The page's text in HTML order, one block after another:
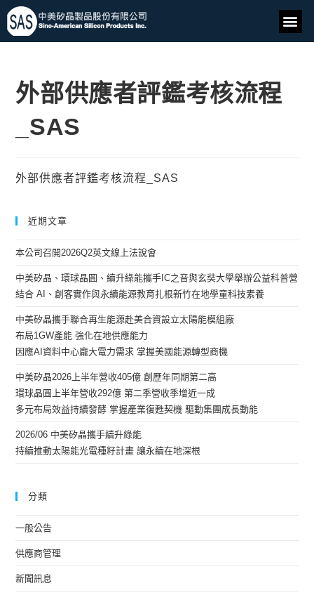
外部供應者評鑑考核流程
_SAS
外部供應者評鑑考核流程_SAS
近期文章
本公司召開2026Q2英文線上法說會
中美矽晶、環球晶圓、續升綠能攜手IC之音與玄奘大學舉辦公益科普營
結合 AI、創客實作與永續能源教育扎根新竹在地學童科技素養
中美矽晶攜手聯合再生能源赴美合資設立太陽能模組廠
布局1GW產能 強化在地供應能力
因應AI資料中心龐大電力需求 掌握美國能源轉型商機
中美矽晶2026上半年營收405億 創歷年同期第二高
環球晶圓上半年營收292億 第二季營收季增近一成
多元布局效益持續發酵 掌握產業復甦契機 驅動集團成長動能
2026/06 中美矽晶攜手續升綠能
持續推動太陽能光電種籽計畫 讓永續在地深根
分類
一般公告
供應商管理
新聞訊息